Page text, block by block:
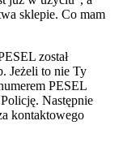
sklepie. Co mam
został
Jeżeli to nie Ty
PESEL
Następnie
kontaktowego